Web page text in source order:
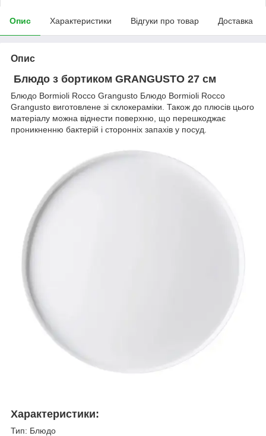
Опис Характеристики Відгуки про товар Доставка
Опис
Блюдо з бортиком GRANGUSTO 27 см
Блюдо Bormioli Rocco Grangusto Блюдо Bormioli Rocco
Grangusto виготовлене зі склокераміки. Також до плюсів цього
матеріалу можна віднести поверхню, що перешкоджає
проникненню бактерій і сторонніх запахів у посуд.
Характеристики:
Тип: Блюдо